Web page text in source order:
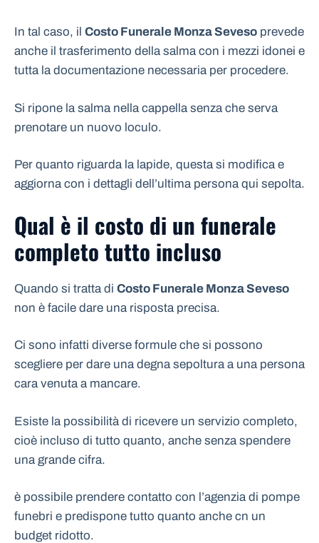
In tal caso, il Costo Funerale Monza Seveso prevede
anche il trasferimento della salma con i mezzi idonei e
tutta la documentazione necessaria per procedere.
Si ripone la salma nella cappella senza che serva
prenotare un nuovo loculo.
Per quanto riguarda la lapide, questa si modifica e
aggiorna con i dettagli dell’ultima persona qui sepolta.
Qual è il costo di un funerale
completo tutto incluso
Quando si tratta di Costo Funerale Monza Seveso
non è facile dare una risposta precisa.
Ci sono infatti diverse formule che si possono
scegliere per dare una degna sepoltura a una persona
cara venuta a mancare.
Esiste la possibilità di ricevere un servizio completo,
cioè incluso di tutto quanto, anche senza spendere
una grande cifra.
è possibile prendere contatto con l’agenzia di pompe
funebri e predispone tutto quanto anche cn un
budget ridotto.